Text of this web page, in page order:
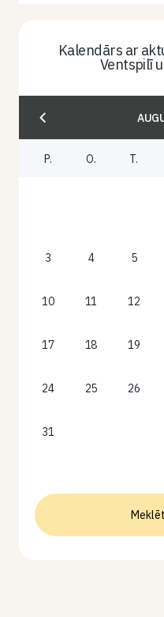
Kalendārs ar
Ventspilī
P. O. T.
3 4 5
10 11 12
17 18 19
24 25 26
31